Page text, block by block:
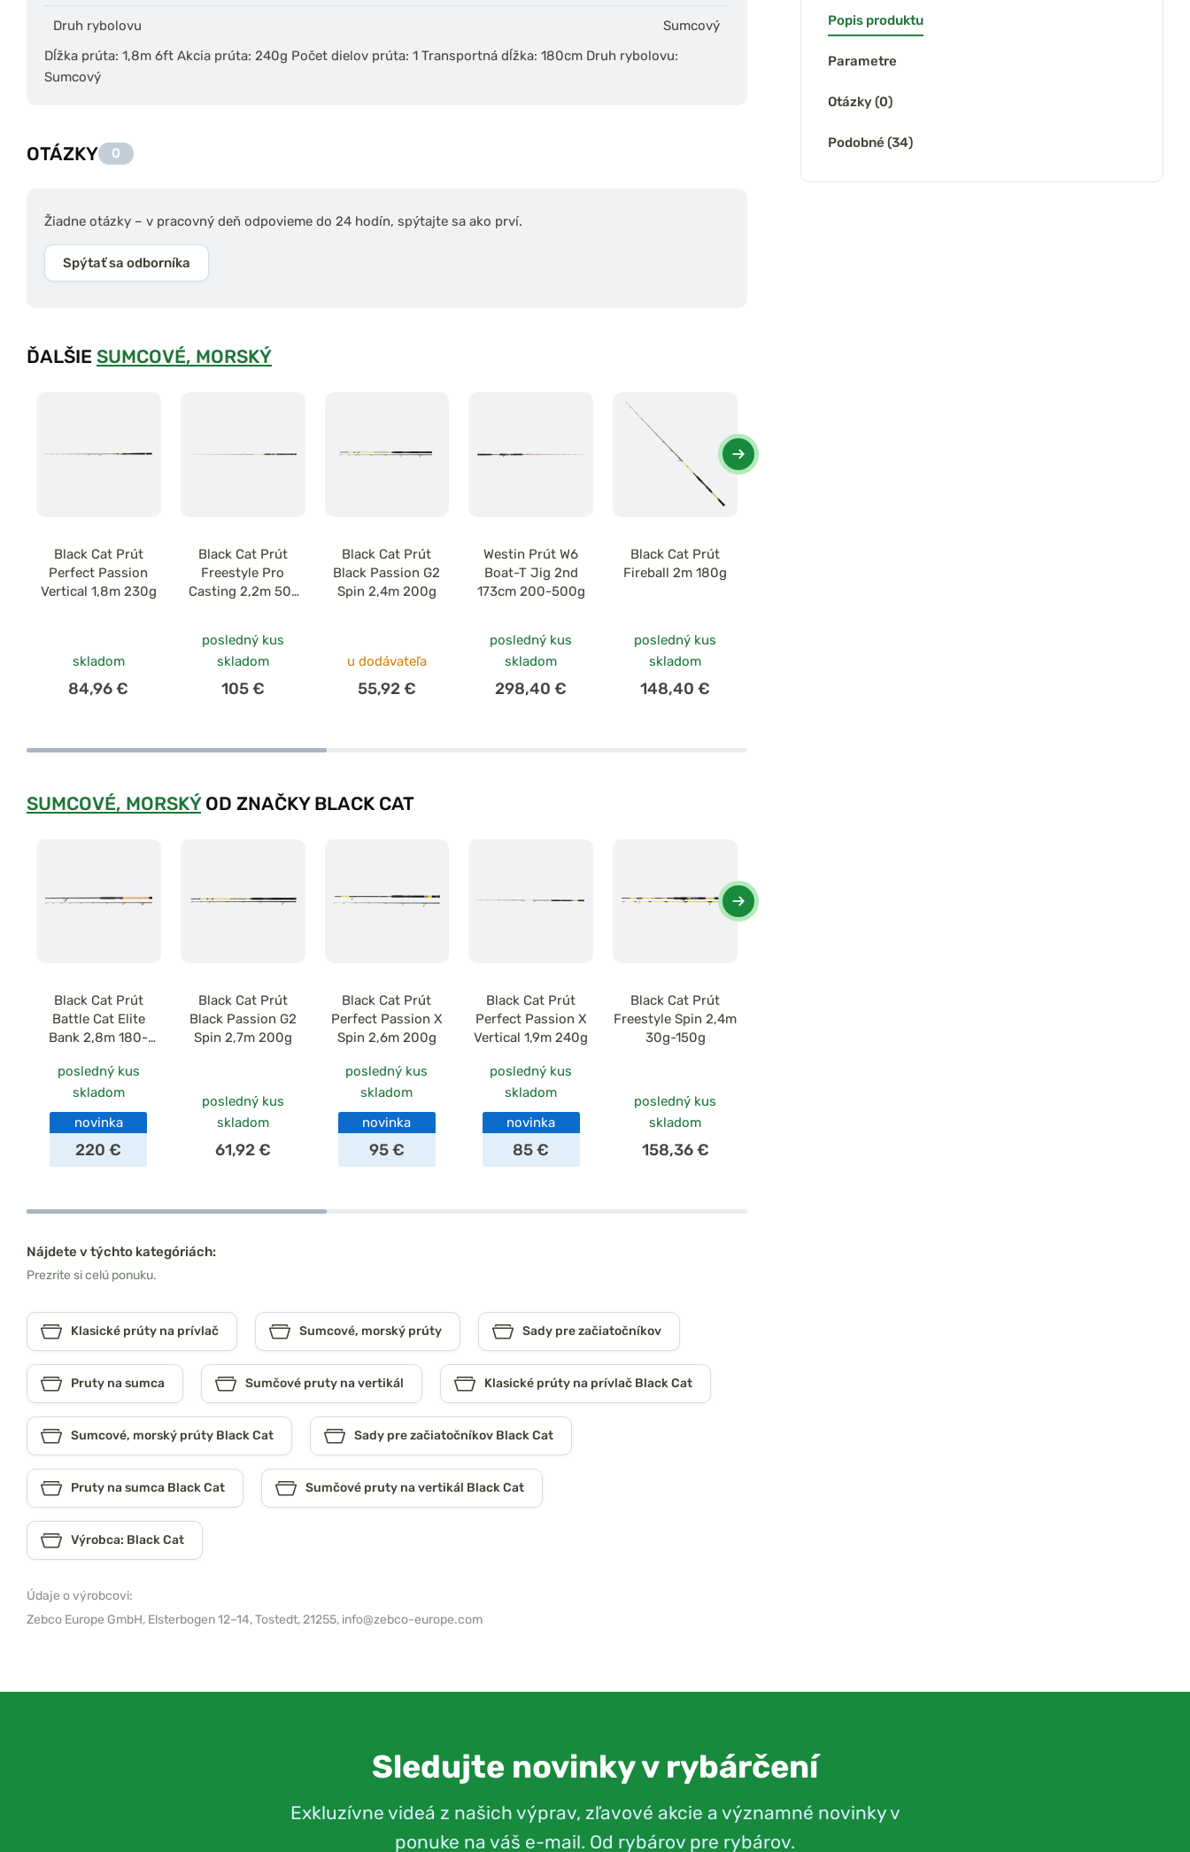
Druh rybolovu
Sumcový
Dĺžka prúta: 1,8m 6ft Akcia prúta: 240g Počet dielov prúta: 1 Transportná dĺžka: 180cm Druh rybolovu:
Sumcový
OTÁZKY 0
Žiadne otázky – v pracovný deň odpovieme do 24 hodín, spýtajte sa ako prví.
Spýtať sa odborníka
ĎALŠIE SUMCOVÉ, MORSKÝ
Black Cat Prút
Perfect Passion
Vertical 1,8m 230g
skladom
84,96 €
Black Cat Prút
Freestyle Pro
Casting 2,2m 50-
posledný kus
skladom
105 €
Black Cat Prút
Black Passion G2
Spin 2,4m 200g
u dodávateľa
55,92 €
Westin Prút W6
Boat-T Jig 2nd
173cm 200-500g
posledný kus
skladom
298,40 €
Black Cat Prút
Fireball 2m 180g
posledný kus
skladom
148,40 €
SUMCOVÉ, MORSKÝOD ZNAČKY BLACK CAT
Black Cat Prút
Battle Cat Elite
Bank 2,8m 180-
posledný kus
skladom
novinka
220 €
Black Cat Prút
Black Passion G2
Spin 2,7m 200g
posledný kus
skladom
61,92 €
Black Cat Prút
Perfect Passion X
Spin 2,6m 200g
posledný kus
skladom
novinka
95 €
Black Cat Prút
Perfect Passion X
Vertical 1,9m 240g
posledný kus
skladom
novinka
85 €
Black Cat Prút
Freestyle Spin 2,4m
30g-150g
posledný kus
skladom
158,36 €
Nájdete v týchto kategóriách:
Prezrite si celú ponuku.
Klasické prúty na prívlač Sumcové, morský prúty Sady pre začiatočníkov
Pruty na sumca Sumčové pruty na vertikál Klasické prúty na prívlač Black Cat
Sumcové, morský prúty Black Cat Sady pre začiatočníkov Black Cat
Pruty na sumca Black Cat Sumčové pruty na vertikál Black Cat
Výrobca: Black Cat
Údaje o výrobcovi:
Zebco Europe GmbH, Elsterbogen 12–14, Tostedt, 21255, info@zebco-europe.com
Popis produktu
Parametre
Otázky (0)
Podobné (34)
Sledujte novinky v rybárčení
Exkluzívne videá z našich výprav, zľavové akcie a významné novinky v
ponuke na váš e-mail. Od rybárov pre rybárov.